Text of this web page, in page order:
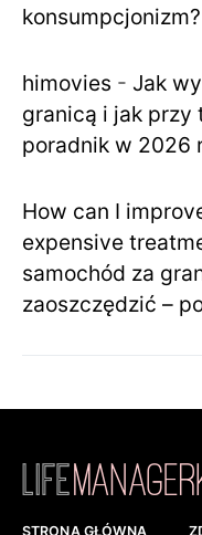
konsumpcjonizm?
himovies - Jak
granicą i jak przy
poradnik w 2026
How can I
expensive
samochód za
zaoszczędzić –
STRONA GŁÓWNA